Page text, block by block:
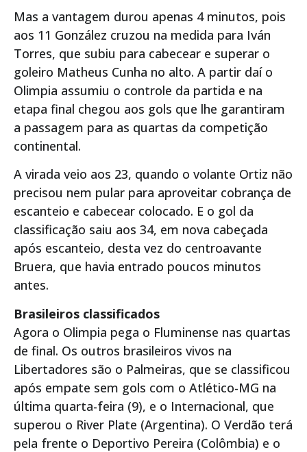
Mas a vantagem durou apenas 4 minutos, pois
aos 11 González cruzou na medida para Iván
Torres, que subiu para cabecear e superar o
goleiro Matheus Cunha no alto. A partir daí o
Olimpia assumiu o controle da partida e na
etapa final chegou aos gols que lhe garantiram
a passagem para as quartas da competição
continental.
A virada veio aos 23, quando o volante Ortiz não
precisou nem pular para aproveitar cobrança de
escanteio e cabecear colocado. E o gol da
classificação saiu aos 34, em nova cabeçada
após escanteio, desta vez do centroavante
Bruera, que havia entrado poucos minutos
antes.
Brasileiros classificados
Agora o Olimpia pega o Fluminense nas quartas
de final. Os outros brasileiros vivos na
Libertadores são o Palmeiras, que se classificou
após empate sem gols com o Atlético-MG na
última quarta-feira (9), e o Internacional, que
superou o River Plate (Argentina). O Verdão terá
pela frente o Deportivo Pereira (Colômbia) e o